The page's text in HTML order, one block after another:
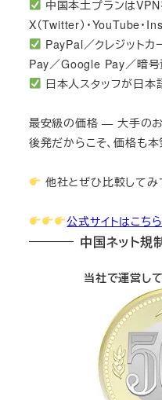
中国本土プランはVPN
X（Twitter）・YouTube・
PayPal／クレジットカ
Pay／Google Pay／暗
日本人スタッフが日本
最安級の価格 — 大手のお
後発だからこそ、価格も本
他社とぜひ比較してみ
公式サイトはこち
中国ネット
当社で運営し